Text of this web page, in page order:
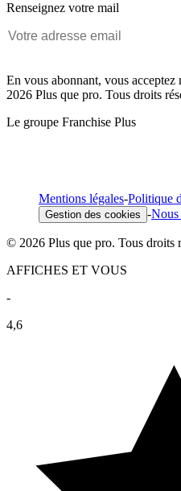
Renseignez votre mail
En vous abonnant, vous acceptez
2026 Plus que pro. Tous droits
Le groupe Franchise Plus
Mentions légales-Politique
Gestion des cookies -Nous
© 2026 Plus que pro. Tous droits
AFFICHES ET VOUS
-
4,6